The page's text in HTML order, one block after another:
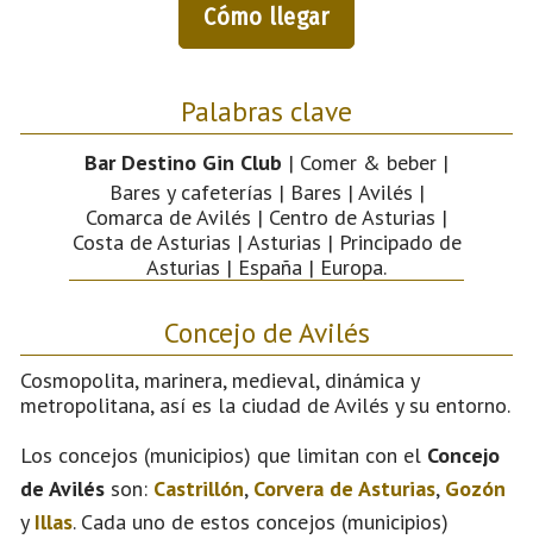
Cómo llegar
Palabras clave
Bar Destino Gin Club | Comer & beber |
Bares y cafeterías | Bares | Avilés |
Comarca de Avilés | Centro de Asturias |
Costa de Asturias | Asturias | Principado de
Asturias | España | Europa.
Concejo de Avilés
Cosmopolita, marinera, medieval, dinámica y
metropolitana, así es la ciudad de Avilés y su entorno.
Los concejos (municipios) que limitan con el Concejo
de Avilés son: Castrillón, Corvera de Asturias, Gozón
y Illas. Cada uno de estos concejos (municipios)